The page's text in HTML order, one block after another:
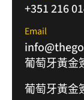
+351 216
Email
葡萄牙黃金
葡萄牙黃金